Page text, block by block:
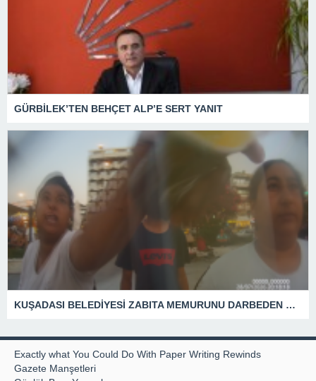
GÜRBİLEK’TEN BEHÇET ALP’E SERT YANIT
KUŞADASI BELEDİYESİ ZABITA MEMURUNU DARBEDEN DİLENCİ 2 KADIN TUTUKLANDI
Exactly what You Could Do With Paper Writing Rewinds
Gazete Manşetleri